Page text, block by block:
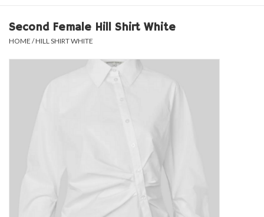
Dresses
Second Female Hill Shirt White
HOME /HILL SHIRT WHITE